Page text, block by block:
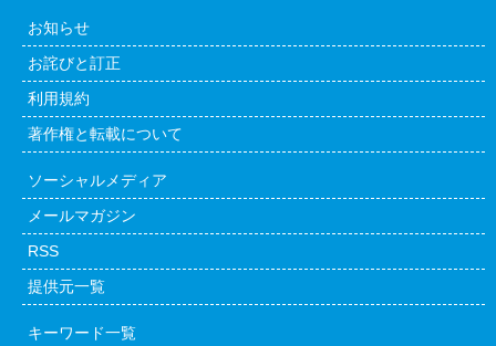
お知らせ
お詫びと訂正
利用規約
著作権と転載について
ソーシャルメディア
メールマガジン
RSS
提供元一覧
キーワード一覧